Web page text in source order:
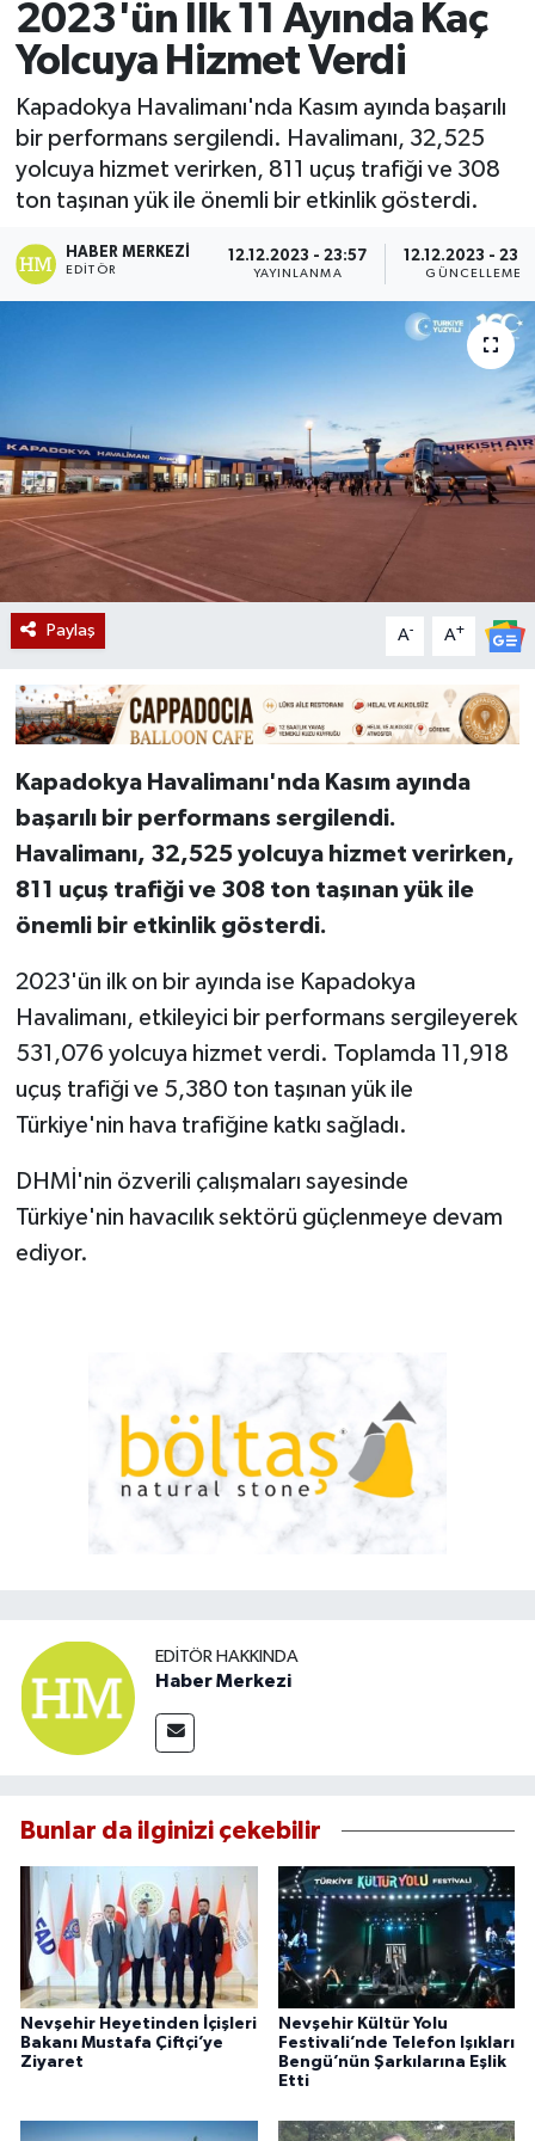
2023'ün İlk 11 Ayında Kaç
Yolcuya Hizmet Verdi
Kapadokya Havalimanı'nda Kasım ayında başarılı
bir performans sergilendi. Havalimanı, 32,525
yolcuya hizmet verirken, 811 uçuş trafiği ve 308
ton taşınan yük ile önemli bir etkinlik gösterdi.
HABER MERKEZI
EDITÖR
12.12.2023 - 23:57
YAYINLANMA
12.12.2023 -
GÜNCELLEME
Paylaş A- A+
Kapadokya Havalimanı'nda Kasım ayında
başarılı bir performans sergilendi.
Havalimanı, 32,525 yolcuya hizmet verirken,
811 uçuş trafiği ve 308 ton taşınan yük ile
önemli bir etkinlik gösterdi.
2023'ün ilk on bir ayında ise Kapadokya
Havalimanı, etkileyici bir performans sergileyerek
531,076 yolcuya hizmet verdi. Toplamda 11,918
uçuş trafiği ve 5,380 ton taşınan yük ile
Türkiye'nin hava trafiğine katkı sağladı.
DHMİ'nin özverili çalışmaları sayesinde
Türkiye'nin havacılık sektörü güçlenmeye devam
ediyor.
EDITÖR HAKKINDA
Haber Merkezi
Bunlar da ilginizi çekebilir
Nevşehir Heyetinden İçişleri
Bakanı Mustafa Çiftçi’ye
Ziyaret
Nevşehir Kültür Yolu
Festivali’nde Telefon Işıkları
Bengü’nün Şarkılarına Eşlik
Etti